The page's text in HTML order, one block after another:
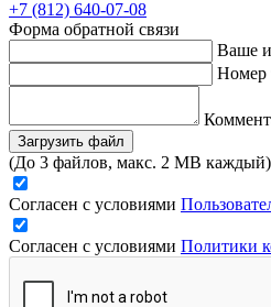
+7 (812) 640-07-08
Форма обратной связи
Ваше
Номер
Загрузить файл
(До 3 файлов, макс. 2 MB каждый)
Согласен с условиями
Согласен с условиями Политики